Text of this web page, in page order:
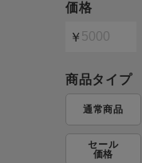
価格
商品タイプ
通常商品
セール
価格